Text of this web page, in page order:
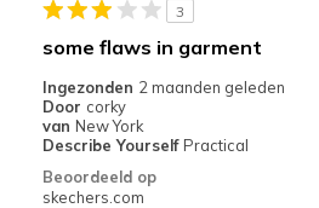
Special Occasions
Width
Sizing
Feels true to size
View On Shoes
3
some flaws in garment
Ingezonden 2 maanden geleden
Door corky
van New York
Describe Yourself Practical
Beoordeeld op
skechers.com